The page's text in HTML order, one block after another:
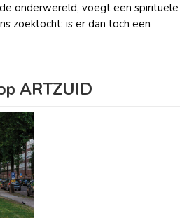
onderwereld, voegt een spirituele
zoektocht: is er dan toch een
ARTZUID